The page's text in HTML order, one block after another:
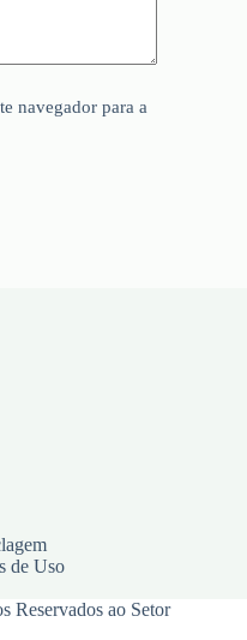
navegador para a
de Uso
Reservados ao Setor